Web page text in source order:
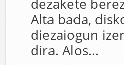
dezakete
Alta bada,
diezaiogun
dira. Alos...